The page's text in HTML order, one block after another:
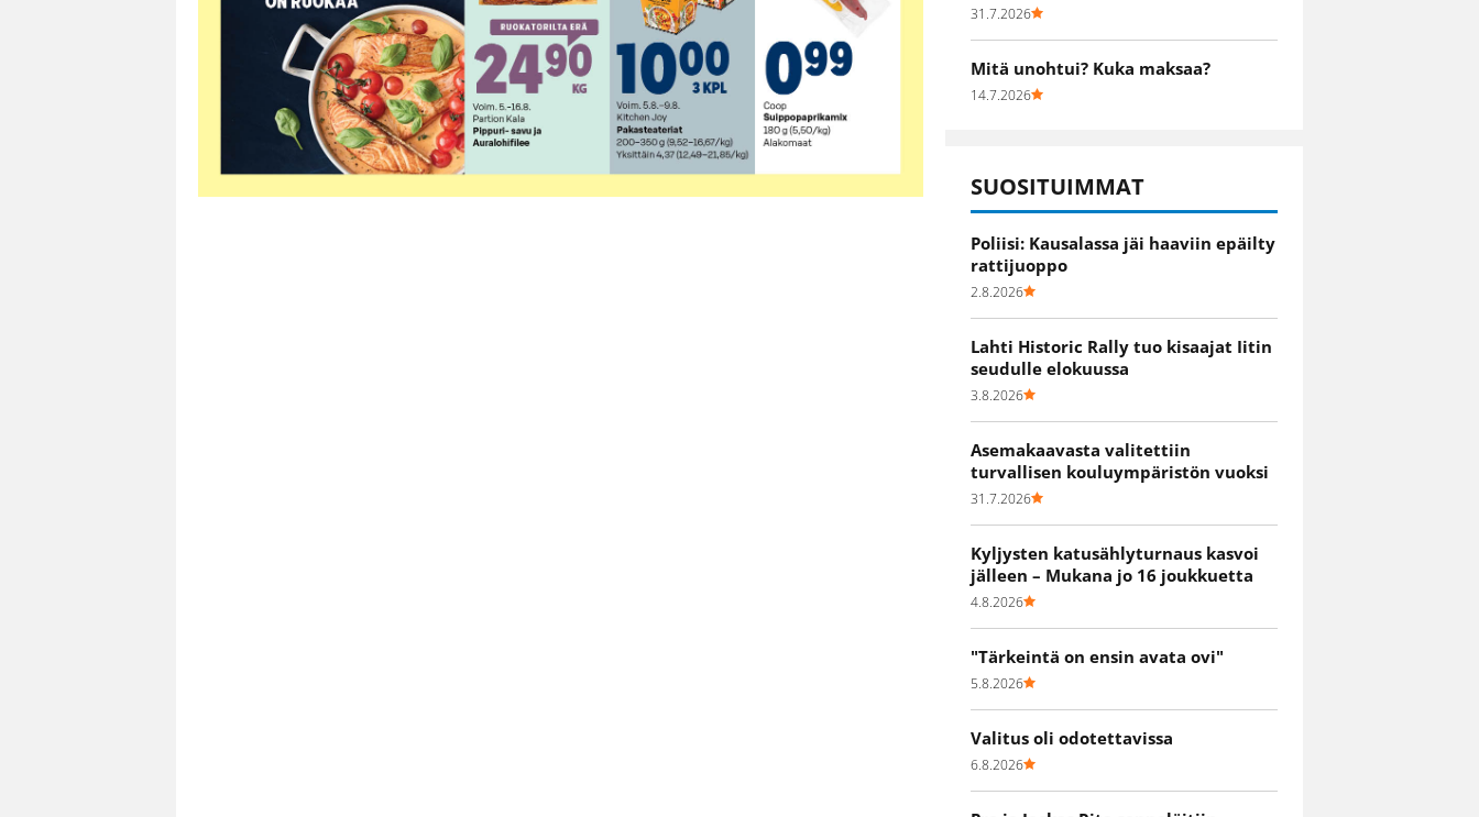
31.7.2026
Mitä unohtui? Kuka maksaa?
14.7.2026
SUOSITUIMMAT
Poliisi: Kausalassa jäi haaviin epäilty
rattijuoppo
2.8.2026
Lahti Historic Rally tuo kisaajat Iitin
seudulle elokuussa
3.8.2026
Asemakaavasta valitettiin
turvallisen kouluympäristön vuoksi
31.7.2026
Kyljysten katusählyturnaus kasvoi
jälleen – Mukana jo 16 joukkuetta
4.8.2026
"Tärkeintä on ensin avata ovi"
5.8.2026
Valitus oli odotettavissa
6.8.2026